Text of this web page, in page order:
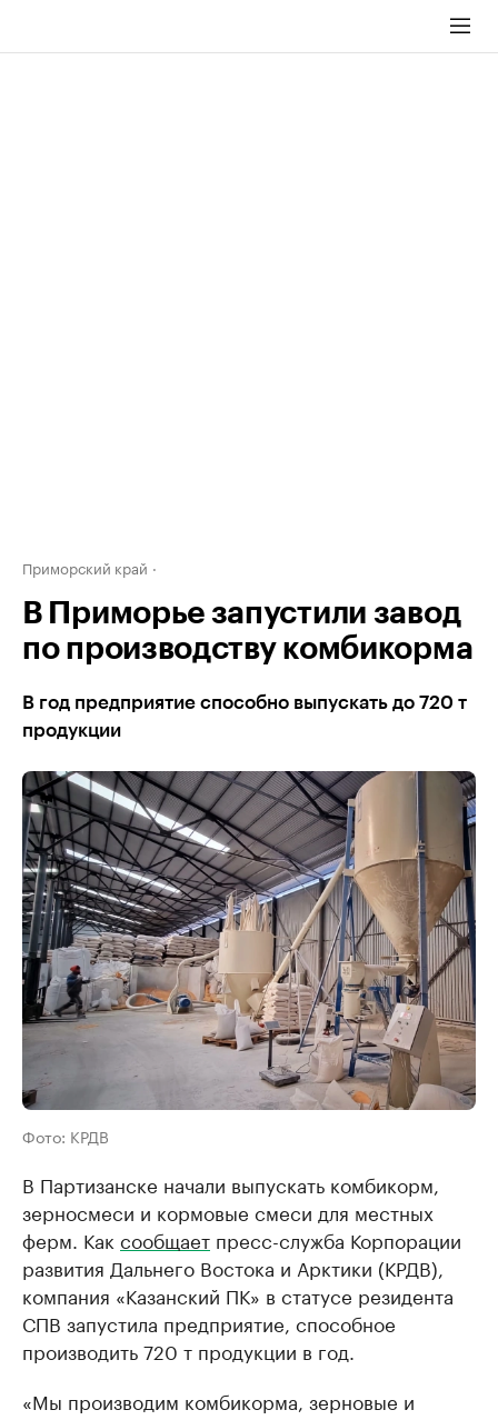
Приморский край
В Приморье запустили завод
по производству комбикорма
В год предприятие способно выпускать до 720 т
продукции
Фото: КРДВ
В Партизанске начали выпускать комбикорм,
зерносмеси и кормовые смеси для местных
ферм. Как сообщает пресс-служба Корпорации
развития Дальнего Востока и Арктики (КРДВ),
компания «Казанский ПК» в статусе резидента
СПВ запустила предприятие, способное
производить 720 т продукции в год.
«Мы производим комбикорма, зерновые и